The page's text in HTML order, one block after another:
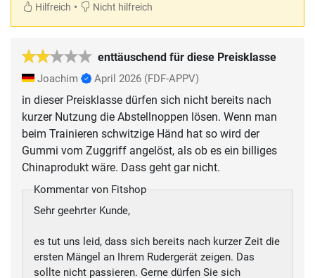
Hilfreich • Nicht hilfreich
enttäuschend für diese Preisklasse
Joachim April 2026 (FDF-APPV)
in dieser Preisklasse dürfen sich nicht bereits nach
kurzer Nutzung die Abstellnoppen lösen. Wenn man
beim Trainieren schwitzige Händ hat so wird der
Gummi vom Zuggriff angelöst, als ob es ein billiges
Chinaprodukt wäre. Dass geht gar nicht.
Kommentar von Fitshop
Sehr geehrter Kunde,
es tut uns leid, dass sich bereits nach kurzer Zeit die
ersten Mängel an Ihrem Rudergerät zeigen. Das
sollte nicht passieren. Gerne dürfen Sie sich